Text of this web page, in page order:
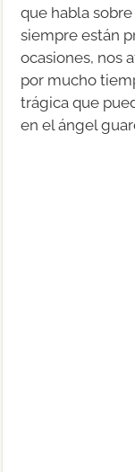
que habla
siempre están
ocasiones, nos
por mucho
trágica que
en el ángel